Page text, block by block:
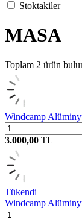
Stoktakiler
MASA
Toplam 2 ürün
Windcamp
3.000,00 TL
Tükendi
Windcamp